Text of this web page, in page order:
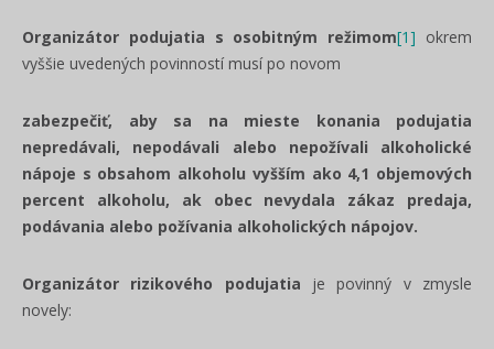
Organizátor podujatia s osobitným režimom[1] okrem
vyššie uvedených povinností musí po novom
zabezpečiť, aby sa na mieste konania podujatia
nepredávali, nepodávali alebo nepožívali alkoholické
nápoje s obsahom alkoholu vyšším ako 4,1 objemových
percent alkoholu, ak obec nevydala zákaz predaja,
podávania alebo požívania alkoholických nápojov.
Organizátor rizikového podujatia je povinný v zmysle
novely: